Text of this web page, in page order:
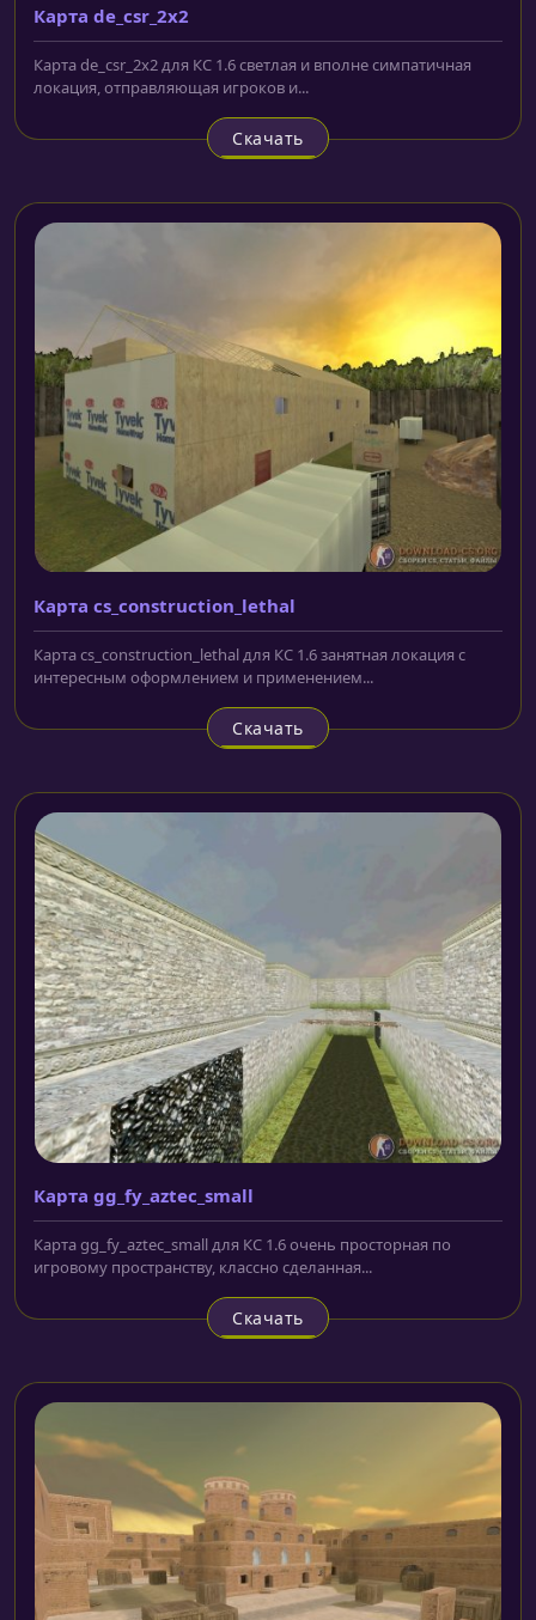
Карта de_csr_2x2
Карта de_csr_2x2 для КС 1.6 светлая и вполне симпатичная
локация, отправляющая игроков и...
Скачать
Карта cs_construction_lethal
Карта cs_construction_lethal для КС 1.6 занятная локация с
интересным оформлением и применением...
Скачать
Карта gg_fy_aztec_small
Карта gg_fy_aztec_small для КС 1.6 очень просторная по
игровому пространству, классно сделанная...
Скачать